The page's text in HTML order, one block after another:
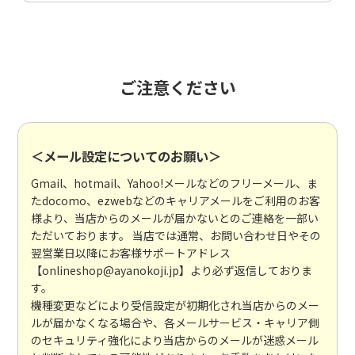
ご注意ください
＜メール設定についてのお願い＞
Gmail、hotmail、Yahoo!メールなどのフリーメール、ま
たdocomo、ezwebなどのキャリアメールをご利用のお客
様より、当店からのメールが届かないとのご連絡を一部い
ただいております。 当店では通常、お問い合わせ日やその
翌営業日以降にお客様サポートアドレス
【onlineshop@ayanokoji.jp】より必ず返信しておりま
す。
機種変更などにより受信設定が初期化され当店からのメー
ルが届かなくなる場合や、各メールサービス・キャリア側
のセキュリティ強化により当店からのメールが迷惑メール